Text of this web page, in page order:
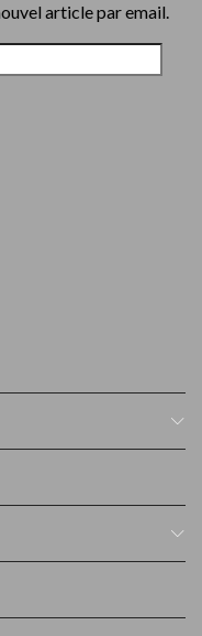
article par email.